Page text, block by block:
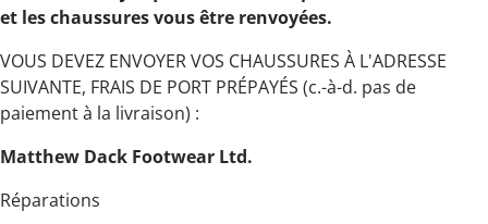
et les chaussures vous être renvoyées.
VOUS DEVEZ ENVOYER VOS CHAUSSURES À L'ADRESSE
SUIVANTE, FRAIS DE PORT PRÉPAYÉS (c.-à-d. pas de
paiement à la livraison) :
Matthew Dack Footwear Ltd.
Réparations